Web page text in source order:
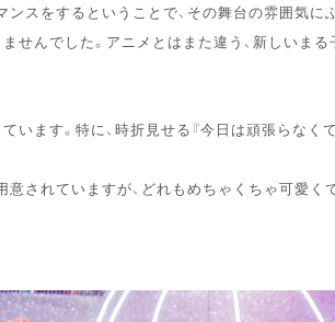
スをするということで、その舞台の雰囲気に
せんでした。アニメとはまた違う、新しいま
ます。特に、時折見せる『今日は頑張らな
されていますが、どれもめちゃくちゃ可愛